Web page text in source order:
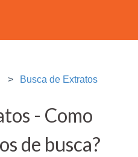
Busca de Extratos
- Como
de busca?